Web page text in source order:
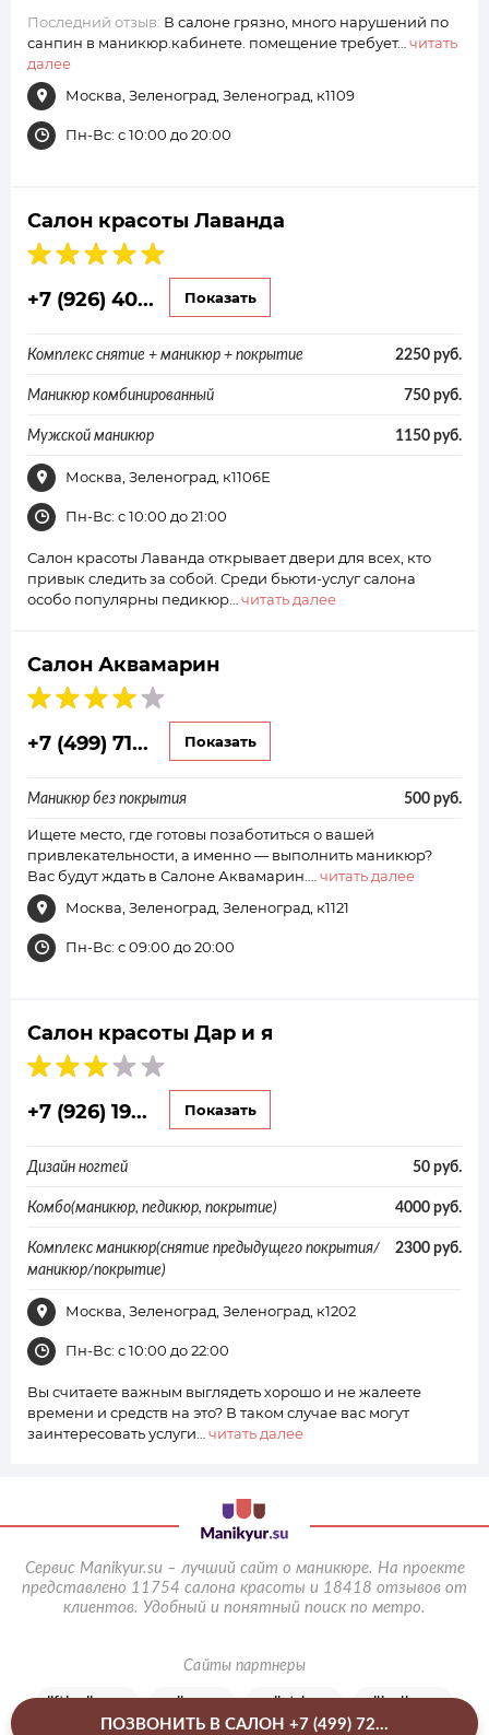
Последний отзыв: В салоне грязно, много нарушений по
санпин в маникюр.кабинете. помещение требует…читать
далее
Москва, Зеленоград, Зеленоград, к1109
Пн-Вс: с 10:00 до 20:00
Салон красоты Лаванда
+7 (926) 40... Показать
Комплекс снятие + маникюр + покрытие 2250 руб.
Маникюр комбинированный 750 руб.
Мужской маникюр 1150 руб.
Москва, Зеленоград, к1106Е
Пн-Вс: с 10:00 до 21:00
Салон красоты Лаванда открывает двери для всех, кто
привык следить за собой. Среди бьюти-услуг салона
особо популярны педикюр…читать далее
Салон Аквамарин
+7 (499) 71... Показать
Маникюр без покрытия 500 руб.
Ищете место, где готовы позаботиться о вашей
привлекательности, а именно — выполнить маникюр?
Вас будут ждать в Салоне Аквамарин.…читать далее
Москва, Зеленоград, Зеленоград, к1121
Пн-Вс: с 09:00 до 20:00
Салон красоты Дар и я
+7 (926) 19... Показать
Дизайн ногтей 50 руб.
Комбо(маникюр, педикюр, покрытие) 4000 руб.
Комплекс маникюр(снятие предыдущего покрытия/
маникюр/покрытие)
2300 руб.
Москва, Зеленоград, Зеленоград, к1202
Пн-Вс: с 10:00 до 22:00
Вы считаете важным выглядеть хорошо и не жалеете
времени и средств на это? В таком случае вас могут
заинтересовать услуги…читать далее
ПОЗВОНИТЬ В САЛОН +7 (499) 72...
Сервис Manikyur.su – лучший сайт о маникюре. На проекте
представлено 11754 салона красоты и 18418 отзывов от
клиентов. Удобный и понятный поиск по метро.
Сайты партнеры
liftinglica.ru nailrus.ru epilatsia.ru pilinglica.ru